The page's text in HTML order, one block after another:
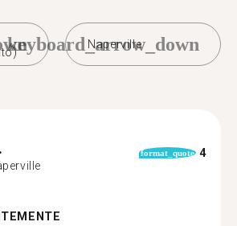
Naperville
keyboard_arrow_down
format_quote 4